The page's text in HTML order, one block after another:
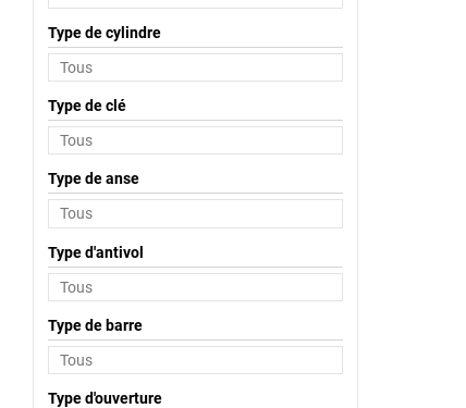
Type de cylindre
Type de clé
Type de anse
Type d'antivol
Type de barre
Type d'ouverture